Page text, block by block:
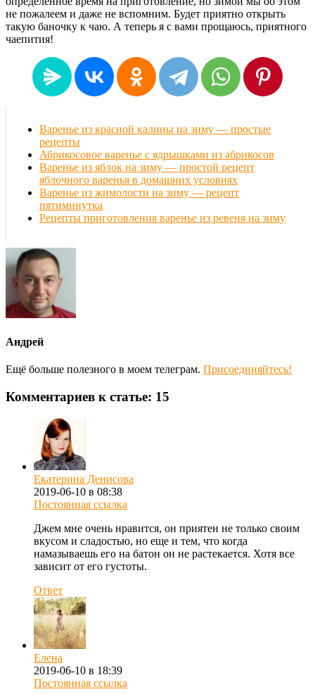
не пожалеем и даже не вспомним. Будет приятно открыть
такую баночку к чаю. А теперь я с вами прощаюсь, приятного
чаепития!
Варенье из красной калины на зиму — простые
рецепты
Абрикосовое варенье с ядрышками из абрикосов
Варенье из яблок на зиму — простой рецепт
яблочного варенья в домашних условиях
Варенье из жимолости на зиму — рецепт
пятиминутка
Рецепты приготовления варенье из ревеня на зиму
Андрей
Ещё больше полезного в моем телеграм. Присоединяйтесь!
Комментариев к статье: 15
Екатерина Денисова
2019-06-10 в 08:38
Постоянная ссылка
Джем мне очень нравится, он приятен не только своим
вкусом и сладостью, но еще и тем, что когда
намазываешь его на батон он не растекается. Хотя все
зависит от его густоты.
Ответ
Елена
2019-06-10 в 18:39
Постоянная ссылка